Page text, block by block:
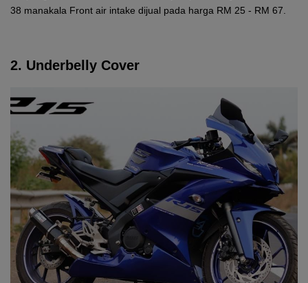
38 manakala Front air intake dijual pada harga RM 25 - RM 67.
2. Underbelly Cover